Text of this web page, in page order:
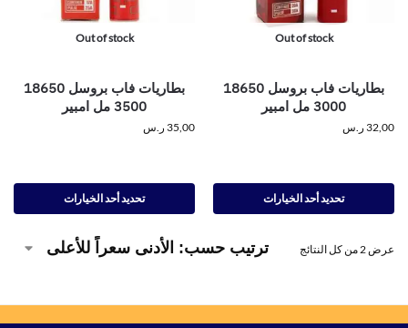
Out of stock
بطاريات فاب بروسل 18650
3000 مل امبير
32,00 ر.س
تحديد أحد الخيارات
Out of stock
بطاريات فاب بروسل 18650
3500 مل امبير
35,00 ر.س
تحديد أحد الخيارات
عرض ⁦2⁩ من كل النتائج